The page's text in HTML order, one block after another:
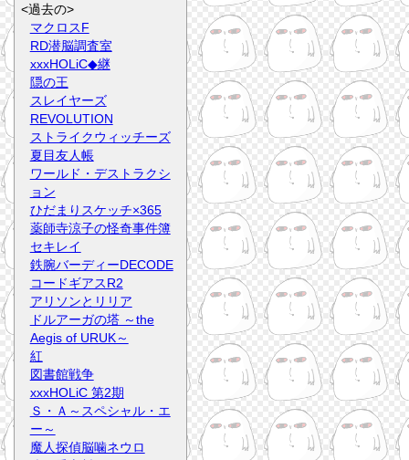
<過去の>
マクロスF
RD潜脳調査室
xxxHOLiC◆継
隠の王
スレイヤーズ
REVOLUTION
ストライクウィッチーズ
夏目友人帳
ワールド・デストラクシ
ョン
ひだまりスケッチ×365
薬師寺涼子の怪奇事件簿
セキレイ
鉄腕バーディーDECODE
コードギアスR2
アリソンとリリア
ドルアーガの塔 ～the
Aegis of URUK～
紅
図書館戦争
xxxHOLiC 第2期
Ｓ・Ａ～スペシャル・エ
ー～
魔人探偵脳噛ネウロ